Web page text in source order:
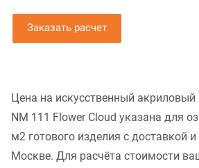
Заказать расчет
Цена на искусственный
NM 111 Flower Cloud указана для
м2 готового изделия с доставкой
Москве. Для расчёта стоимости